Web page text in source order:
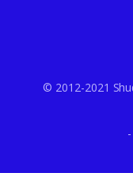
© 2012-2021